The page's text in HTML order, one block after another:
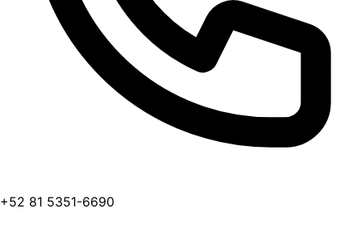
+52 81 5351-6690